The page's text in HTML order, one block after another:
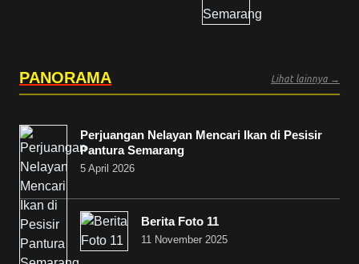
PANORAMA Lihat lainnya →
Perjuangan Nelayan Mencari Ikan di Pesisir
Pantura Semarang
5 April 2026
Berita Foto 11
11 November 2025